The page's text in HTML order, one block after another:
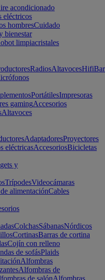
acondicionado
eléctricos
hombresCuidado
bienestar
limpiacristales
RadiosAltavocesHifi
PortátilesImpresoras
gamingAccesorios
Altavoces
AdaptadoresProyectores
eléctricasAccesoriosBicicletas
y
TrípodesVideocámaras
alimentaciónCables
ColchasSábanasNórdicos
CortinasBarras de cortina
Cojín con relleno
de sofásPlaids
Alfombras
Alfombras de
de salónAlfombras